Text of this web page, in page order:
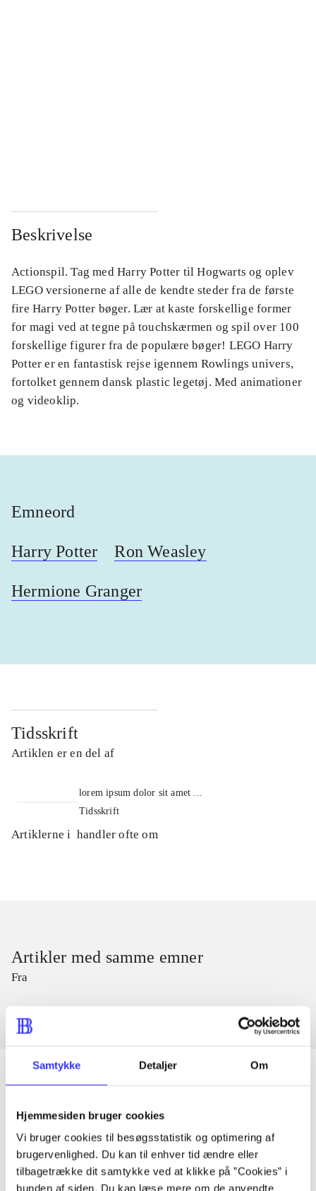
Samtykke Detaljer Om
Hjemmesiden bruger cookies
Vi bruger cookies til besøgsstatistik og optimering af
brugervenlighed. Du kan til enhver tid ændre eller
tilbagetrække dit samtykke ved at klikke på ”Cookies” i
bunden af siden. Du kan læse mere om de anvendte
Beskrivelse
Actionspil. Tag med Harry Potter til Hogwarts og oplev
LEGO versionerne af alle de kendte steder fra de første
fire Harry Potter bøger. Lær at kaste forskellige former
for magi ved at tegne på touchskærmen og spil over 100
forskellige figurer fra de populære bøger! LEGO Harry
Potter er en fantastisk rejse igennem Rowlings univers,
fortolket gennem dansk plastic legetøj. Med animationer
og videoklip.
Emneord
Harry Potter Ron Weasley
Hermione Granger
Tidsskrift
Artiklen er en del af
lorem ipsum dolor sit amet ...
Tidsskrift
Artiklerne i handler ofte om
Artikler med samme emner
Fra
Artikler
Alle registrerede artikler fordelt på udgivelser
...